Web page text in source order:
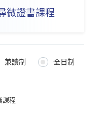
微證書課程
兼讀制 全日制
課程